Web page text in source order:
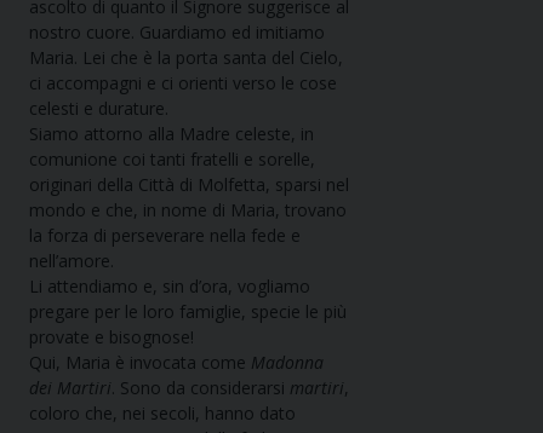
ascolto di quanto il Signore suggerisce al
nostro cuore. Guardiamo ed imitiamo
Maria. Lei che è la porta santa del Cielo,
ci accompagni e ci orienti verso le cose
celesti e durature.
Siamo attorno alla Madre celeste, in
comunione coi tanti fratelli e sorelle,
originari della Città di Molfetta, sparsi nel
mondo e che, in nome di Maria, trovano
la forza di perseverare nella fede e
nell’amore.
Li attendiamo e, sin d’ora, vogliamo
pregare per le loro famiglie, specie le più
provate e bisognose!
Qui, Maria è invocata come Madonna
dei Martiri. Sono da considerarsi martiri,
coloro che, nei secoli, hanno dato